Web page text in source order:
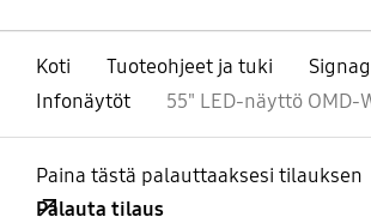
Koti Tuoteohjeet ja tuki
Infonäytöt
55" LED-näyttö OMD-
Paina tästä palauttaaksesi tilauksen
Palauta tilaus